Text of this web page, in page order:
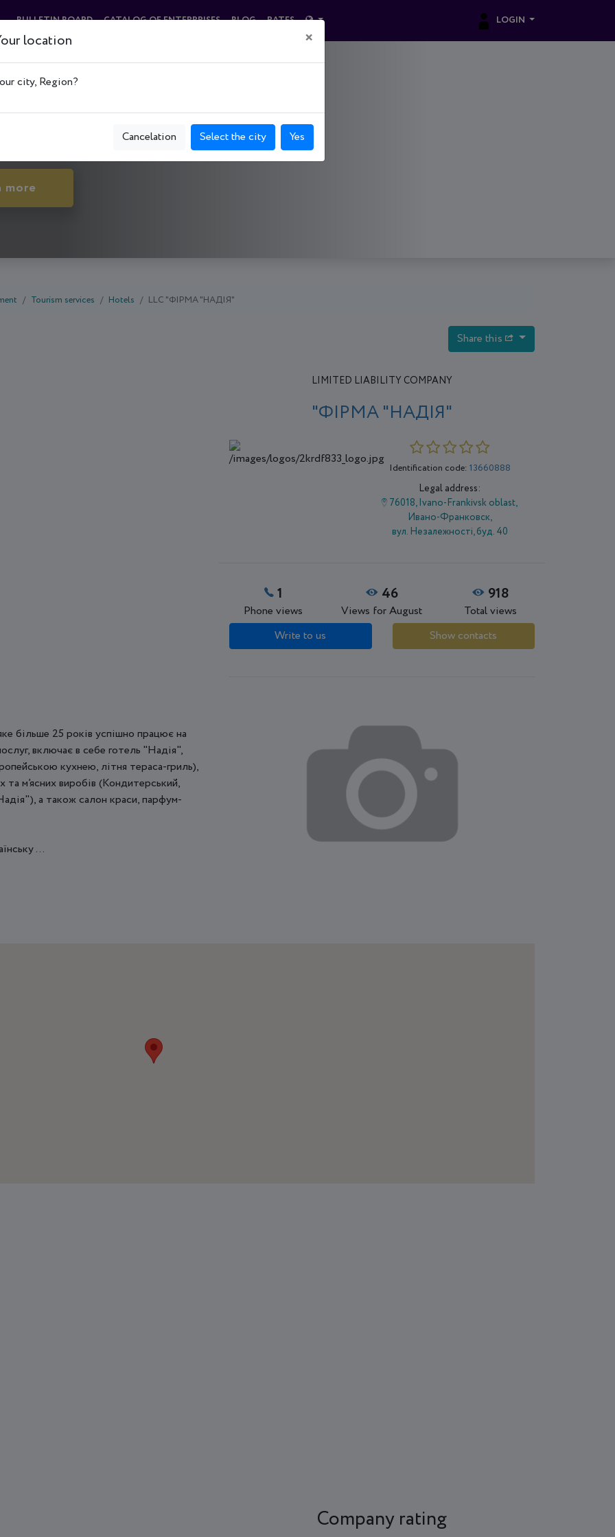
BULLETIN BOARD CATALOG OF ENTERPRISES BLOG RATES LOGIN
вул. Незалежності, буд. 40
more
Tourism services Hotels LLC "ФІРМА "НАДІЯ"
Share this
LIMITED LIABILITY COMPANY
"ФІРМА "НАДІЯ"
Identification code: 13660888
Legal address:
76018, Ivano-Frankivsk oblast,
Ивано-Франковск,
вул. Незалежності, буд. 40
1
Phone views
46
Views for August
918
Total views
Write to us
Show contacts
більше 25 років успішно працює на
включає в себе готель "Надія",
кухнею, літня тераса-гриль),
м’ясних виробів (Кондитерський,
а також салон краси, парфум-
...
Company rating
location ×
city, Region?
Cancelation Select the city Yes